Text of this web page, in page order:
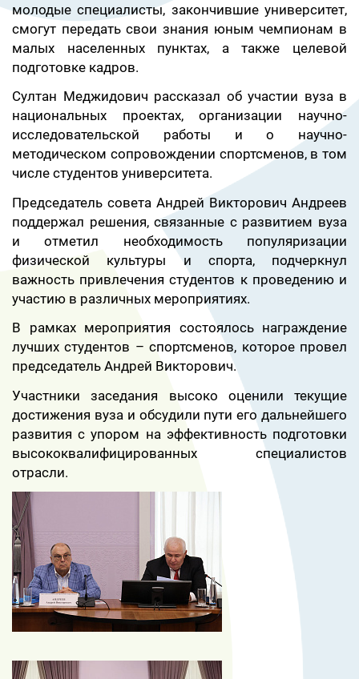
молодые специалисты, закончившие университет,
смогут передать свои знания юным чемпионам в
малых населенных пунктах, а также целевой
подготовке кадров.
Султан Меджидович рассказал об участии вуза в
национальных проектах, организации научно-
исследовательской работы и о научно-
методическом сопровождении спортсменов, в том
числе студентов университета.
Председатель совета Андрей Викторович Андреев
поддержал решения, связанные с развитием вуза
и отметил необходимость популяризации
физической культуры и спорта, подчеркнул
важность привлечения студентов к проведению и
участию в различных мероприятиях.
В рамках мероприятия состоялось награждение
лучших студентов – спортсменов, которое провел
председатель Андрей Викторович.
Участники заседания высоко оценили текущие
достижения вуза и обсудили пути его дальнейшего
развития с упором на эффективность подготовки
высококвалифицированных специалистов
отрасли.